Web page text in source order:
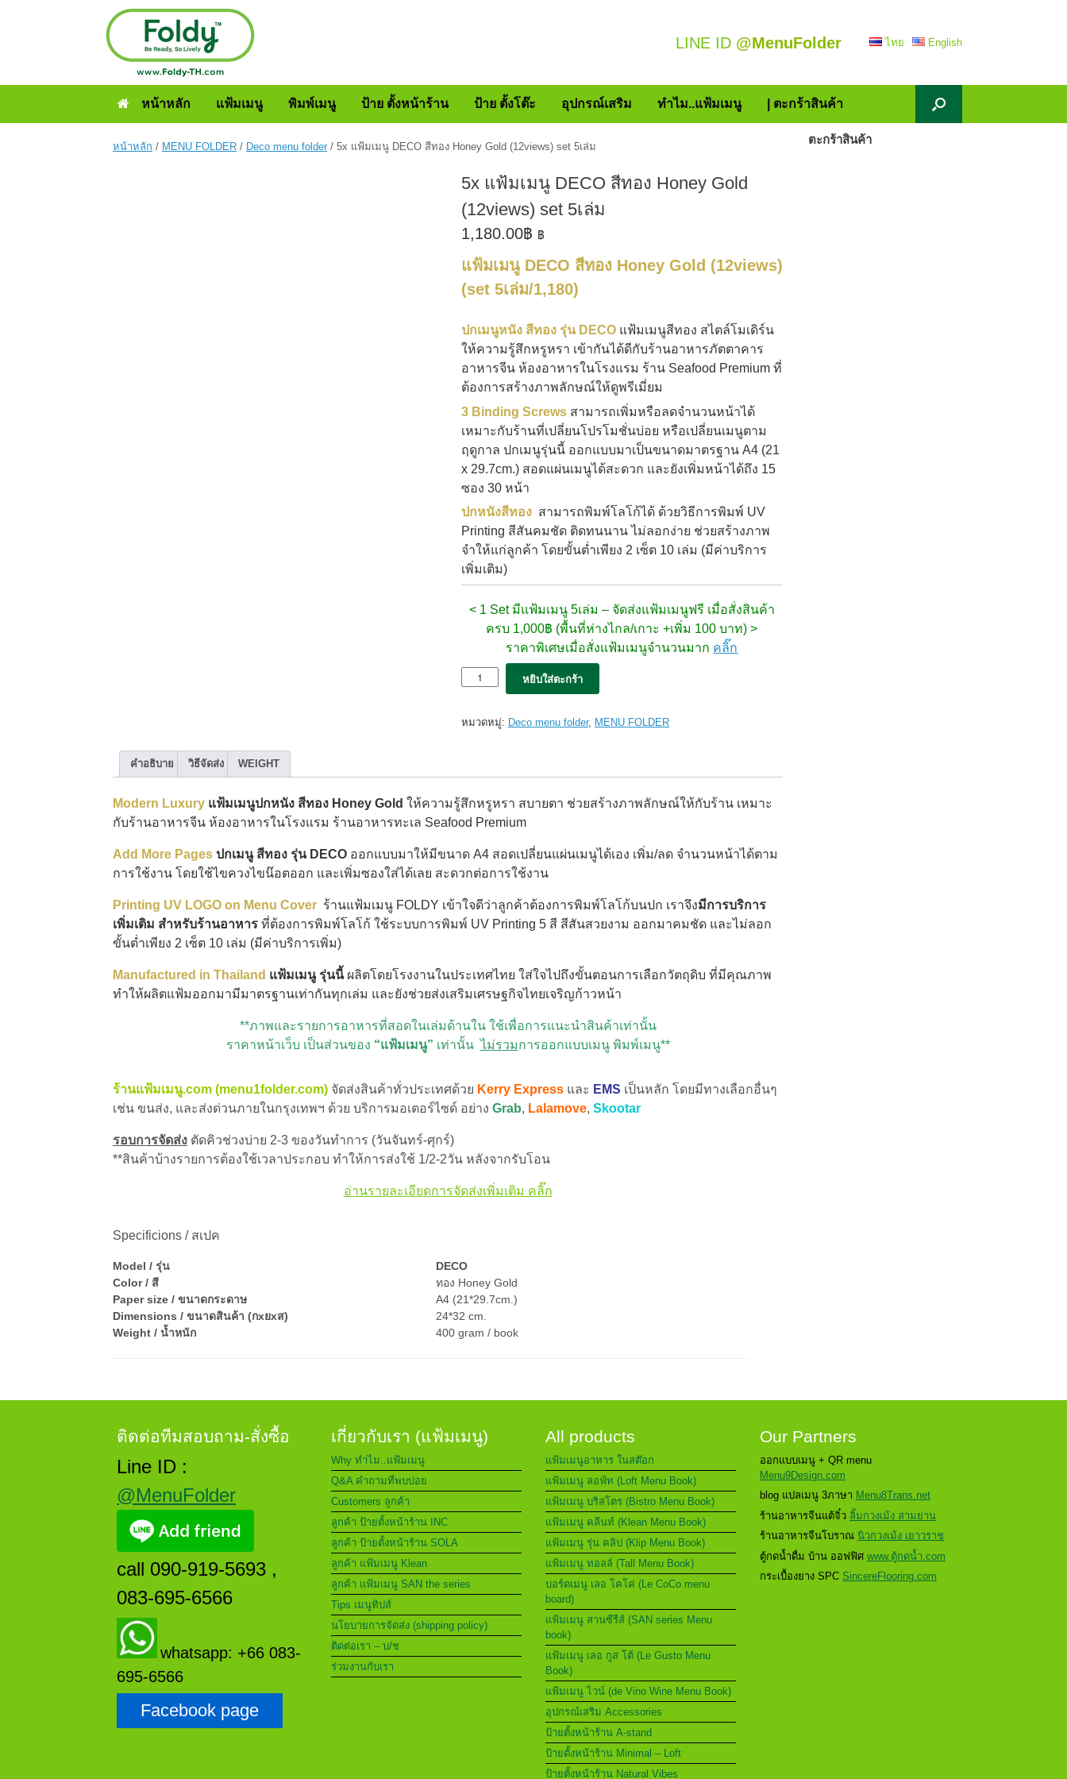
LINE ID @MenuFolder ไทย English
หน้าหลัก แฟ้มเมนู พิมพ์เมนู ป้าย ตั้งหน้าร้าน ป้าย ตั้งโต๊ะ อุปกรณ์เสริม ทำไม..แฟ้มเมนู | ตะกร้าสินค้า
หน้าหลัก / MENU FOLDER / Deco menu folder / 5x แฟ้มเมนู DECO สีทอง Honey Gold (12views) set 5เล่ม
5x แฟ้มเมนู DECO สีทอง Honey Gold
(12views) set 5เล่ม
1,180.00฿ ฿
แฟ้มเมนู DECO สีทอง Honey Gold (12views)
(set 5เล่ม/1,180)
ปกเมนูหนัง สีทอง รุ่น DECO แฟ้มเมนูสีทอง สไตล์โมเดิร์น
ให้ความรู้สึกหรูหรา เข้ากันได้ดีกับร้านอาหารภัตตาคาร
อาหารจีน ห้องอาหารในโรงแรม ร้าน Seafood Premium ที่
ต้องการสร้างภาพลักษณ์ให้ดูพรีเมี่ยม
3 Binding Screws สามารถเพิ่มหรือลดจำนวนหน้าได้
เหมาะกับร้านที่เปลี่ยนโปรโมชั่นบ่อย หรือเปลี่ยนเมนูตาม
ฤดูกาล ปกเมนูรุ่นนี้ ออกแบบมาเป็นขนาดมาตรฐาน A4 (21
x 29.7cm.) สอดแผ่นเมนูได้สะดวก และยังเพิ่มหน้าได้ถึง 15
ซอง 30 หน้า
ปกหนังสีทอง สามารถพิมพ์โลโก้ได้ ด้วยวิธีการพิมพ์ UV
Printing สีสันคมชัด ติดทนนาน ไม่ลอกง่าย ช่วยสร้างภาพ
จำให้แก่ลูกค้า โดยขั้นต่ำเพียง 2 เซ็ต 10 เล่ม (มีค่าบริการ
เพิ่มเติม)
< 1 Set มีแฟ้มเมนู 5เล่ม – จัดส่งแฟ้มเมนูฟรี เมื่อสั่งสินค้า
ครบ 1,000฿ (พื้นที่ห่างไกล/เกาะ +เพิ่ม 100 บาท) >
ราคาพิเศษเมื่อสั่งแฟ้มเมนูจำนวนมาก คลิ๊ก
จำนวน
5x
Honey
(12views)
set
ชิ้น
หยิบใส่ตะกร้า
หมวดหมู่: Deco menu folder, MENU FOLDER
คำอธิบาย วิธีจัดส่ง WEIGHT
Modern Luxury แฟ้มเมนูปกหนัง สีทอง Honey Gold ให้ความรู้สึกหรูหรา สบายตา ช่วยสร้างภาพลักษณ์ให้กับร้าน เหมาะ
กับร้านอาหารจีน ห้องอาหารในโรงแรม ร้านอาหารทะเล Seafood Premium
Add More Pages ปกเมนู สีทอง รุ่น DECO ออกแบบมาให้มีขนาด A4 สอดเปลี่ยนแผ่นเมนูได้เอง เพิ่ม/ลด จำนวนหน้าได้ตาม
การใช้งาน โดยใช้ไขควงไขน๊อตออก และเพิ่มซองใส่ได้เลย สะดวกต่อการใช้งาน
Printing UV LOGO on Menu Cover ร้านแฟ้มเมนู FOLDY เข้าใจดีว่าลูกค้าต้องการพิมพ์โลโก้บนปก เราจึงมีการบริการ
เพิ่มเติม สำหรับร้านอาหาร ที่ต้องการพิมพ์โลโก้ ใช้ระบบการพิมพ์ UV Printing 5 สี สีสันสวยงาม ออกมาคมชัด และไม่ลอก
ขั้นต่ำเพียง 2 เซ็ต 10 เล่ม (มีค่าบริการเพิ่ม)
Manufactured in Thailand แฟ้มเมนู รุ่นนี้ ผลิตโดยโรงงานในประเทศไทย ใส่ใจไปถึงขั้นตอนการเลือกวัตถุดิบ ที่มีคุณภาพ
ทำให้ผลิตแฟ้มออกมามีมาตรฐานเท่ากันทุกเล่ม และยังช่วยส่งเสริมเศรษฐกิจไทยเจริญก้าวหน้า
**ภาพและรายการอาหารที่สอดในเล่มด้านใน ใช้เพื่อการแนะนำสินค้าเท่านั้น
ราคาหน้าเว็บ เป็นส่วนของ “แฟ้มเมนู” เท่านั้นไม่รวมการออกแบบเมนู พิมพ์เมนู**
ร้านแฟ้มเมนู.com (menu1folder.com) จัดส่งสินค้าทั่วประเทศด้วย Kerry Express และ EMS เป็นหลัก โดยมีทางเลือกอื่นๆ
เช่น ขนส่ง, และส่งด่วนภายในกรุงเทพฯ ด้วย บริการมอเตอร์ไซด์ อย่าง Grab, Lalamove, Skootar
รอบการจัดส่ง ตัดคิวช่วงบ่าย 2-3 ของวันทำการ (วันจันทร์-ศุกร์)
**สินค้าบ้างรายการต้องใช้เวลาประกอบ ทำให้การส่งใช้ 1/2-2วัน หลังจากรับโอน
อ่านรายละเอียดการจัดส่งเพิ่มเติม คลิ๊ก
Specificions / สเปค
Model / รุ่น
DECO
Color / สี
ทอง Honey Gold
Paper size / ขนาดกระดาษ
A4 (21*29.7cm.)
Dimensions / ขนาดสินค้า (กxยxส)
24*32 cm.
Weight / น้ำหนัก
400 gram / book
ตะกร้าสินค้า
ติดต่อทีมสอบถาม-สั่งซื้อ
Line ID :
@MenuFolder
call 090-919-5693 ,
083-695-6566
whatsapp: +66 083-
695-6566
Facebook page
เกี่ยวกับเรา (แฟ้มเมนู)
Why ทำไม..แฟ้มเมนู
Q&A คำถามที่พบบ่อย
Customers ลูกค้า
ลูกค้า ป้ายตั้งหน้าร้าน INC
ลูกค้า ป้ายตั้งหน้าร้าน SOLA
ลูกค้า แฟ้มเมนู Klean
ลูกค้า แฟ้มเมนู SAN the series
Tips เมนูทิปส์
นโยบายการจัดส่ง (shipping policy)
ติดต่อเรา – บ/ช
ร่วมงานกับเรา
All products
แฟ้มเมนูอาหาร ในสต๊อก
แฟ้มเมนู ลอฟ์ท (Loft Menu Book)
แฟ้มเมนู บริสโตร (Bistro Menu Book)
แฟ้มเมนู คลีนท์ (Klean Menu Book)
แฟ้มเมนู รุ่น คลิป (Klip Menu Book)
แฟ้มเมนู ทอลล์ (Tall Menu Book)
บอร์ดเมนู เลอ โคโค่ (Le CoCo menu
board)
แฟ้มเมนู สานซีรีส์ (SAN series Menu
book)
แฟ้มเมนู เลอ กูส โต้ (Le Gusto Menu
Book)
แฟ้มเมนู ไวน์ (de Vino Wine Menu Book)
อุปกรณ์เสริม Accessories
ป้ายตั้งหน้าร้าน A-stand
ป้ายตั้งหน้าร้าน Minimal – Loft
ป้ายตั้งหน้าร้าน Natural Vibes
Our Partners
ออกแบบเมนู + QR menu
Menu9Design.com
blog แปลเมนู 3ภาษา Menu8Trans.net
ร้านอาหารจีนแต้จิ๋ว ลิ้มกวงเม้ง สามย่าน
ร้านอาหารจีนโบราณ นิวกวงเม้ง เยาวราช
ตู้กดน้ำดื่ม บ้าน ออฟฟิศ www.ตู้กดน้ำ.com
กระเบื้องยาง SPC SincereFlooring.com